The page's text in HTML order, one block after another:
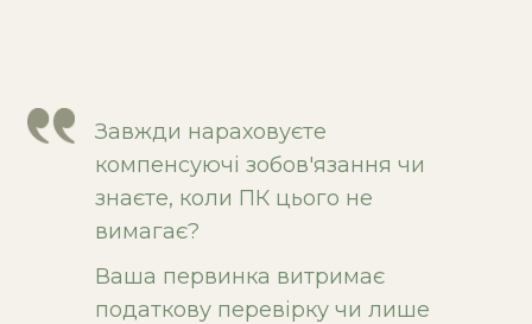
ПРИДБАТИ КВИТОК
Завжди нараховуєте
компенсуючі зобов'язання чи
знаєте, коли ПК цього не
вимагає?
Ваша первинка витримає
податкову перевірку чи лише